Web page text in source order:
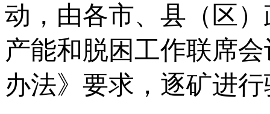
动，由各市、县（区
产能和脱困工作联席
办法》要求，逐矿进